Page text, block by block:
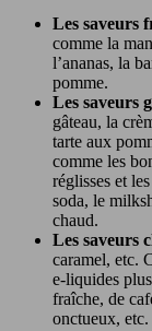
Les saveurs
comme la
l’ananas, la
pomme.
Les saveurs
gâteau, la
tarte aux
comme les
réglisses et
soda, le
chaud.
Les saveurs
caramel, etc.
e-liquides
fraîche, de
onctueux, etc.